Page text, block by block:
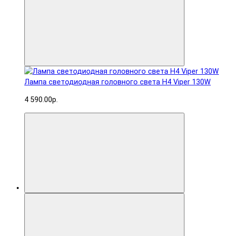
Лампа светодиодная головного света H4 Viper 130W
4 590.00р.